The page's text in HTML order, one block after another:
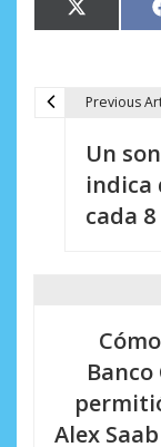
Compartir
en
X
(Twitter)
Previous
Un
indica
cada
Alex